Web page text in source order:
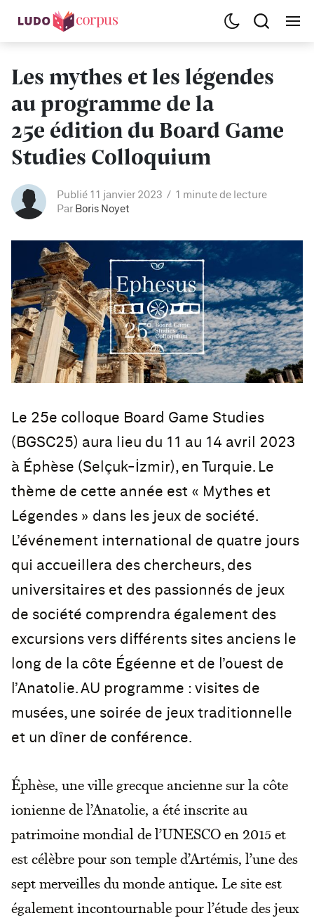
Les mythes et les légendes
au programme de la
25e édition du Board Game
Studies Colloquium
Publié 11 janvier 2023
1 minute de lecture
Par Boris Noyet
Le 25e colloque Board Game Studies
(BGSC25) aura lieu du 11 au 14 avril 2023
à Éphèse (Selçuk-İzmir), en Turquie. Le
thème de cette année est « Mythes et
Légendes » dans les jeux de société.
L’événement international de quatre jours
qui accueillera des chercheurs, des
universitaires et des passionnés de jeux
de société comprendra également des
excursions vers différents sites anciens le
long de la côte Égéenne et de l’ouest de
l’Anatolie. AU programme : visites de
musées, une soirée de jeux traditionnelle
et un dîner de conférence.
Éphèse, une ville grecque ancienne sur la côte
ionienne de l’Anatolie, a été inscrite au
patrimoine mondial de l’UNESCO en 2015 et
est célèbre pour son temple d’Artémis, l’une des
sept merveilles du monde antique. Le site est
également incontournable pour l’étude des jeux